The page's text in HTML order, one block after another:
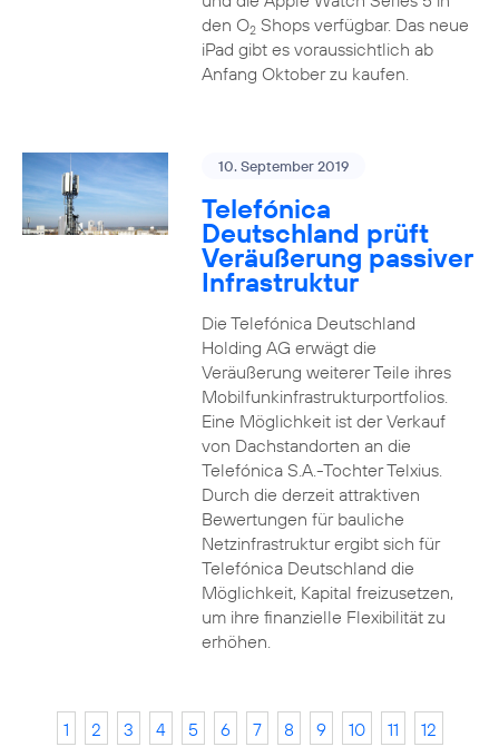
den O2Shops verfügbar. Das neue
iPad gibt es voraussichtlich ab
Anfang Oktober zu kaufen.
10. September 2019
Telefónica
Deutschland prüft
Veräußerung passiver
Infrastruktur
Die Telefónica Deutschland
Holding AG erwägt die
Veräußerung weiterer Teile ihres
Mobilfunkinfrastrukturportfolios.
Eine Möglichkeit ist der Verkauf
von Dachstandorten an die
Telefónica S.A.-Tochter Telxius.
Durch die derzeit attraktiven
Bewertungen für bauliche
Netzinfrastruktur ergibt sich für
Telefónica Deutschland die
Möglichkeit, Kapital freizusetzen,
um ihre finanzielle Flexibilität zu
erhöhen.
1 2 3 4 5 6 7 8 9 10 11
12